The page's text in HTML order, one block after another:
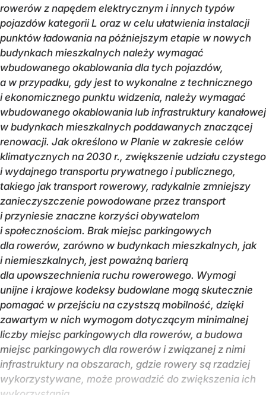
rowerów z napędem elektrycznym i innych typów
pojazdów kategorii L oraz w celu ułatwienia instalacji
punktów ładowania na późniejszym etapie w nowych
budynkach mieszkalnych należy wymagać
wbudowanego okablowania dla tych pojazdów,
a w przypadku, gdy jest to wykonalne z technicznego
i ekonomicznego punktu widzenia, należy wymagać
wbudowanego okablowania lub infrastruktury kanałowej
w budynkach mieszkalnych poddawanych znaczącej
renowacji. Jak określono w Planie w zakresie celów
klimatycznych na 2030 r., zwiększenie udziału czystego
i wydajnego transportu prywatnego i publicznego,
takiego jak transport rowerowy, radykalnie zmniejszy
zanieczyszczenie powodowane przez transport
i przyniesie znaczne korzyści obywatelom
i społecznościom. Brak miejsc parkingowych
dla rowerów, zarówno w budynkach mieszkalnych, jak
i niemieszkalnych, jest poważną barierą
dla upowszechnienia ruchu rowerowego. Wymogi
unijne i krajowe kodeksy budowlane mogą skutecznie
pomagać w przejściu na czystszą mobilność, dzięki
zawartym w nich wymogom dotyczącym minimalnej
liczby miejsc parkingowych dla rowerów, a budowa
miejsc parkingowych dla rowerów i związanej z nimi
infrastruktury na obszarach, gdzie rowery są rzadziej
wykorzystywane, może prowadzić do zwiększenia ich